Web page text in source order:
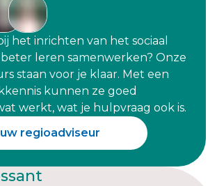
het inrichten van het sociaal
leren samenwerken? Onze
staan voor je klaar. Met een
kunnen ze goed
werkt, wat je hulpvraag ook is.
regioadviseur